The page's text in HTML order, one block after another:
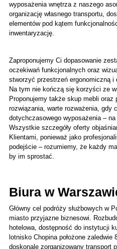
wyposażenia wnętrza z naszego
organizację własnego transportu,
elementów pod kątem
inwentaryzację.
Zaproponujemy Ci dopasowanie
oczekiwań funkcjonalnych oraz
stworzyć przestrzeń ergonomiczną
Na tym nie kończą się korzyści ze
Proponujemy także skup mebli oraz
rozwiązania, warte rozważenia, gdy
dotychczasowego wyposażenia –
Wszystkie szczegóły oferty
Klientami, ponieważ jako
podejście – rozumiemy, że każdy
by im sprostać.
Biura w
Główny cel podróży służbowych w
miasto przyjazne biznesowi.
hotelowa, dostępność do instytucji
lotnisko Chopina położone
doskonale zorganizowany transport